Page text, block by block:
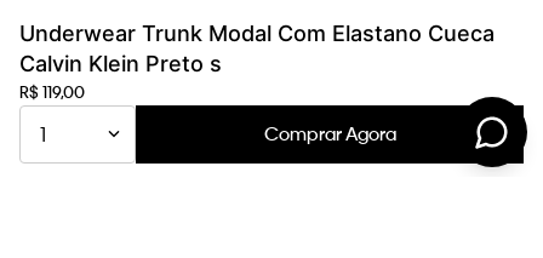
Underwear Trunk Modal Com Elastano Cueca
Calvin Klein Preto s
R$119,00
1 Comprar Agora
SOBRE